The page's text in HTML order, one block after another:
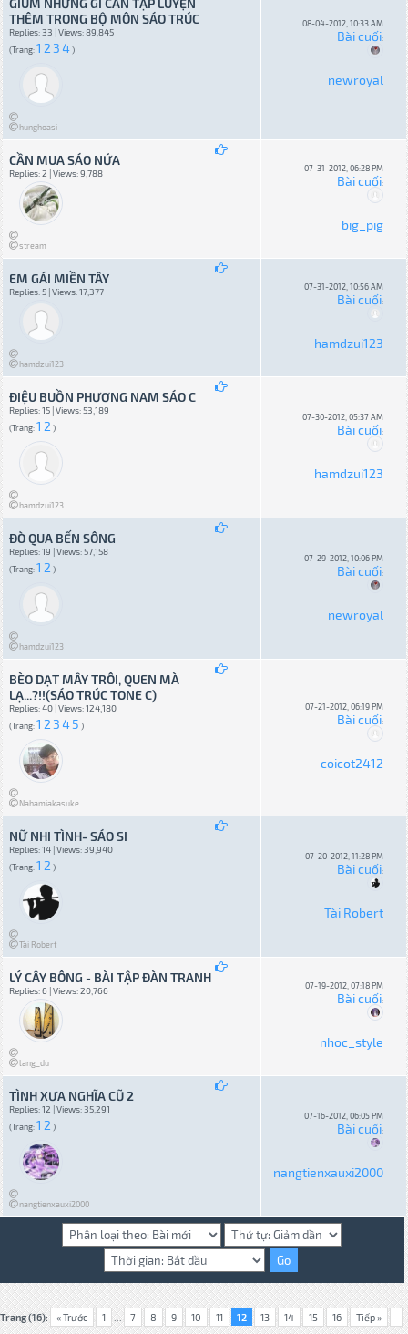
GIÙM NHỮNG GÌ CẦN TẬP LUYỆN
THÊM TRONG BỘ MÔN SÁO TRÚC
Replies: 33 | Views: 89,845
(Trang:1 2 3 4 )
hunghoasi
08-04-2012, 10:33 AM
Bài cuối:
newroyal
CẦN MUA SÁO NỨA
Replies: 2 | Views: 9,788
stream
07-31-2012, 06:28 PM
Bài cuối:
big_pig
EM GÁI MIỀN TÂY
Replies: 5 | Views: 17,377
hamdzui123
07-31-2012, 10:56 AM
Bài cuối:
hamdzui123
ĐIỆU BUỒN PHƯƠNG NAM SÁO C
Replies: 15 | Views: 53,189
(Trang:1 2 )
hamdzui123
07-30-2012, 05:37 AM
Bài cuối:
hamdzui123
ĐÒ QUA BẾN SÔNG
Replies: 19 | Views: 57,158
(Trang:1 2 )
hamdzui123
07-29-2012, 10:06 PM
Bài cuối:
newroyal
BÈO DẠT MÂY TRÔI, QUEN MÀ
LẠ...?!!(SÁO TRÚC TONE C)
Replies: 40 | Views: 124,180
(Trang:1 2 3 4 5 )
Nahamiakasuke
07-21-2012, 06:19 PM
Bài cuối:
coicot2412
NỮ NHI TÌNH- SÁO SI
Replies: 14 | Views: 39,940
(Trang:1 2 )
Tài Robert
07-20-2012, 11:28 PM
Bài cuối:
Tài Robert
LÝ CÂY BÔNG - BÀI TẬP ĐÀN TRANH
Replies: 6 | Views: 20,766
lang_du
07-19-2012, 07:18 PM
Bài cuối:
nhoc_style
TÌNH XƯA NGHĨA CŨ 2
Replies: 12 | Views: 35,291
(Trang:1 2 )
nangtienxauxi2000
07-16-2012, 06:05 PM
Bài cuối:
nangtienxauxi2000
Trang (16): « Trước 1 ... 7 8 9 10 11 12 13 14 15 16 Tiếp »